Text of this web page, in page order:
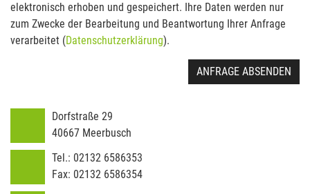
elektronisch erhoben und gespeichert. Ihre Daten werden nur
zum Zwecke der Bearbeitung und Beantwortung Ihrer Anfrage
verarbeitet (Datenschutzerklärung).
ANFRAGE ABSENDEN
Dorfstraße 29
40667 Meerbusch
Tel.: 02132 6586353
Fax: 02132 6586354